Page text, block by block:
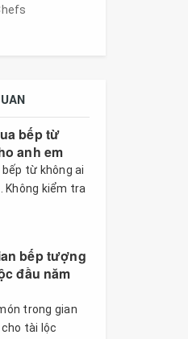
bếp từ
anh em
từ không ai
Không kiểm tra
bếp tượng
đầu năm
trong gian
tài lộc